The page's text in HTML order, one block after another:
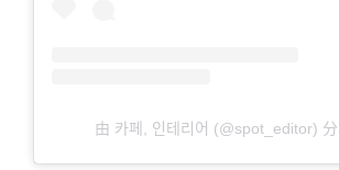
由 카페, 인테리어 (@spot_editor)